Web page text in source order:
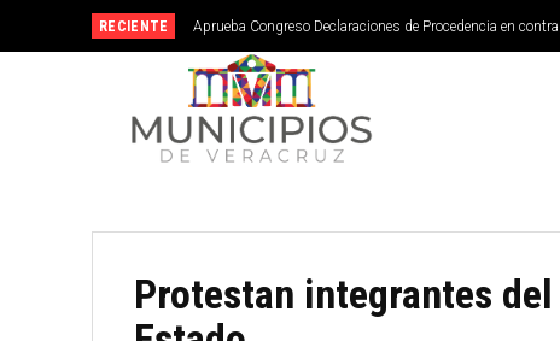
RECIENTE Aprueba Congreso Declaraciones de Procedencia en
Protestan integrantes